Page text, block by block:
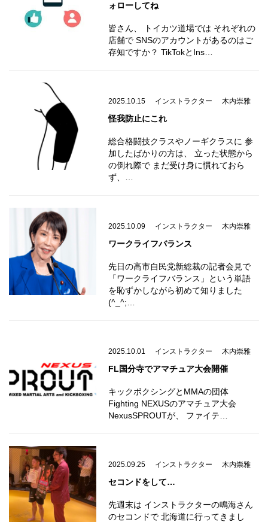
ォローしてね
皆さん、 トイカツ道場では それぞれの
店舗で SNSのアカウントがあるのはご
存知ですか？ TikTokとIns…
2025.10.15 インストラクター 木内崇雅
怪我防止にこれ
総合格闘技クラスやノーギクラスに 参
加したばかりの方は、 立った状態から
の倒れ際で まだ受け身に慣れておら
ず、…
2025.10.09 インストラクター 木内崇雅
ワークライフバランス
先日の高市自民党新総裁の記者会見で
「ワークライフバランス」という単語
を恥ずかしながら初めて知りました
(^_^;…
2025.10.01 インストラクター 木内崇雅
FL国分寺でアマチュア大会開催
キックボクシングとMMAの団体
Fighting NEXUSのアマチュア大会
NexusSPROUTが、 ファイテ…
2025.09.25 インストラクター 木内崇雅
セコンドをして…
先週末は インストラクターの鳴海さん
のセコンドで 北海道に行ってきまし